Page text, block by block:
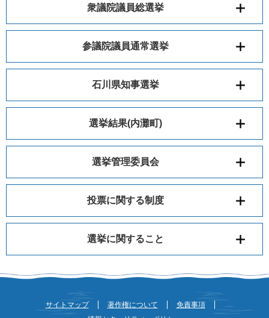
衆議院議員総選挙
参議院議員通常選挙
石川県知事選挙
選挙結果(内灘町)
選挙管理委員会
投票に関する制度
選挙に関すること
サイトマップ 著作権について
免責事項